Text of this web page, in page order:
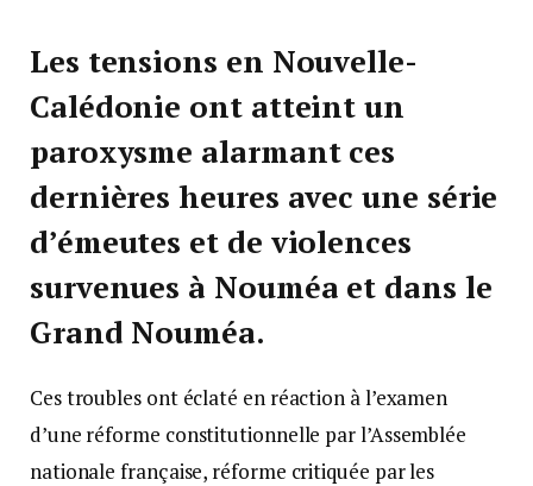
Les tensions en Nouvelle-
Calédonie ont atteint un
paroxysme alarmant ces
dernières heures avec une série
d’émeutes et de violences
survenues à Nouméa et dans le
Grand Nouméa.
Ces troubles ont éclaté en réaction à l’examen
d’une réforme constitutionnelle par l’Assemblée
nationale française, réforme critiquée par les